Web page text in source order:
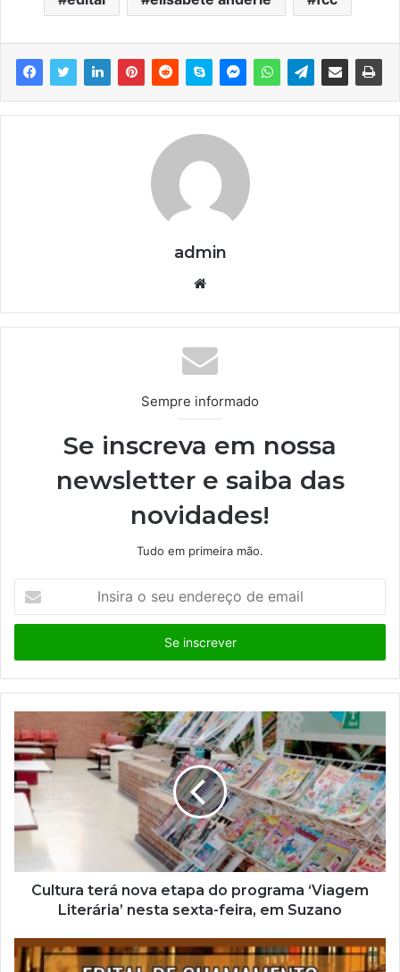
admin
te
Sempre informado
Se inscreva em nossa
newsletter e saiba das
novidades!
Tudo em primeira mão.
s
r
a
e
u
e
n
e
e
Cultura terá nova etapa do programa ‘Viagem
Literária’ nesta sexta-feira, em Suzano